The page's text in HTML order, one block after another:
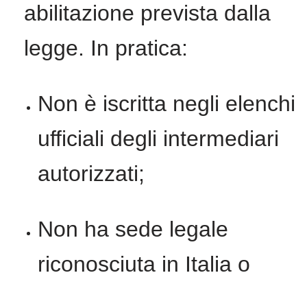
abilitazione prevista dalla
legge. In pratica:
Non è iscritta negli elenchi
ufficiali degli intermediari
autorizzati;
Non ha sede legale
riconosciuta in Italia o